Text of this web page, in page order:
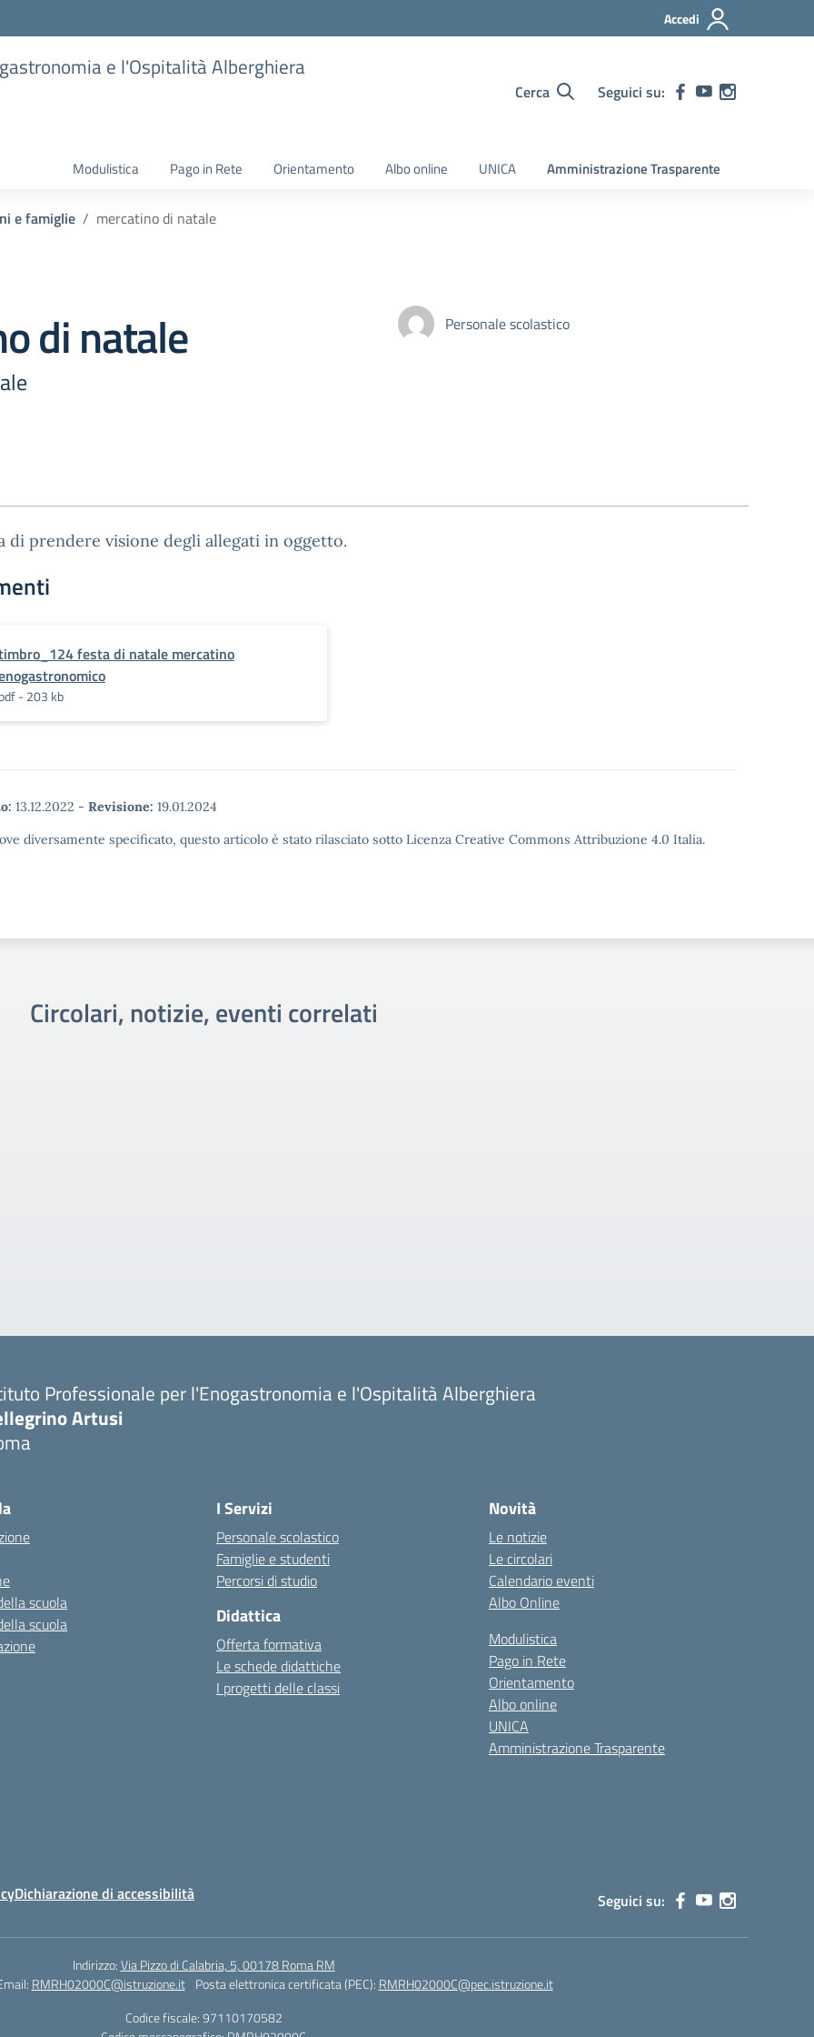
Accedi
e l'Ospitalità Alberghiera
Cerca Seguici su:
Modulistica Pago in Rete Orientamento Albo online UNICA Amministrazione Trasparente
e famiglie mercatino di natale
di natale Personale scolastico
di prendere visione degli allegati in oggetto.
festa di natale mercatino
pdf - 203 kb
13.12.2022 - Revisione: 19.01.2024
diversamente specificato, questo articolo è stato rilasciato sotto Licenza Creative Commons Attribuzione 4.0 Italia.
Circolari, notizie, eventi correlati
Professionale per l'Enogastronomia e l'Ospitalità Alberghiera
Artusi
scuola
scuola
I Servizi
Personale scolastico
Famiglie e studenti
Percorsi di studio
Didattica
Offerta formativa
Le schede didattiche
I progetti delle classi
Novità
Le notizie
Le circolari
Calendario eventi
Albo Online
Modulistica
Pago in Rete
Orientamento
Albo online
UNICA
Amministrazione Trasparente
Dichiarazione di accessibilità Seguici su:
Indirizzo:Via Pizzo di Calabria, 5, 00178 Roma RM
RMRH02000C@istruzione.it Posta elettronica certificata (PEC): RMRH02000C@pec.istruzione.it
Codice fiscale: 97110170582